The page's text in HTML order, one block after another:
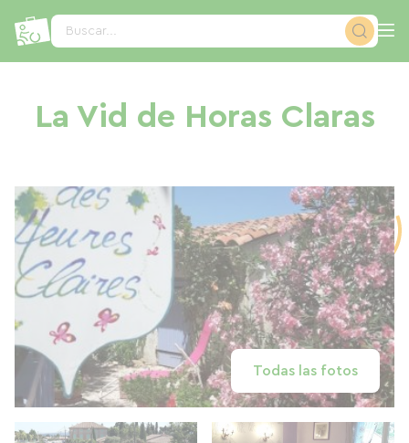
Buscar...
La Vid de Horas Claras
Todas las fotos
Panel de gestión de cookies